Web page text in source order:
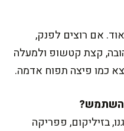
אם רוצים לפנק,
קצת קטשופ ולמעלה
כמו פיצה תפוח אדמה.
בזיליקום, פפריקה